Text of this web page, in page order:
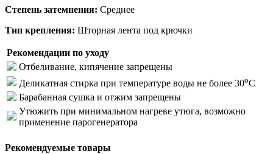
Степень затемнения: Среднее
Тип крепления: Шторная лента под крючки
Рекомендации по уходу
Отбеливание, кипячение запрещены
Деликатная стирка при температуре воды не более 30oC
Барабанная сушка и отжим запрещены
Утюжить при минимальном нагреве утюга, возможно
применение парогенератора
Рекомендуемые товары